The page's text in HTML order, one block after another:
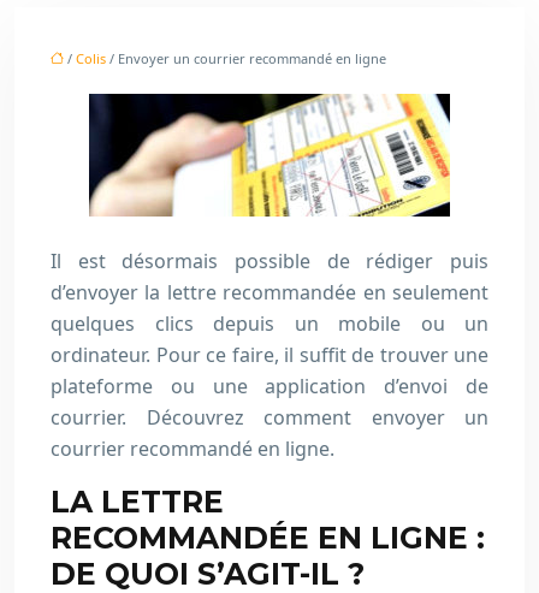
/ Colis / Envoyer un courrier recommandé en ligne
Il est désormais possible de rédiger puis
d’envoyer la lettre recommandée en seulement
quelques clics depuis un mobile ou un
ordinateur. Pour ce faire, il suffit de trouver une
plateforme ou une application d’envoi de
courrier. Découvrez comment envoyer un
courrier recommandé en ligne.
LA LETTRE
RECOMMANDÉE EN LIGNE :
DE QUOI S’AGIT-IL ?